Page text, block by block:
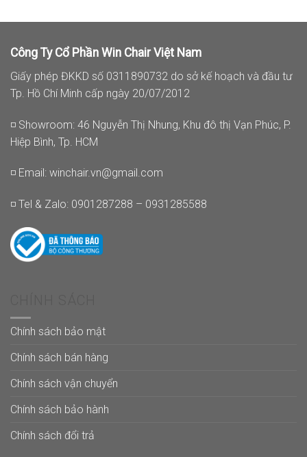
Công Ty Cổ Phần Win Chair Việt Nam
Giấy phép ĐKKD số 0311890732 do sở kế hoạch và đầu tư
Tp. Hồ Chí Minh cấp ngày 20/07/2012
◽ Showroom: 46 Nguyễn Thị Nhung, Khu đô thị Vạn Phúc, P.
Hiệp Bình, Tp. HCM
◽ Email: winchair.vn@gmail.com
◽ Tel & Zalo: 0901287288 – 0931285588
Chính sách bảo mật
Chính sách bán hàng
Chính sách vận chuyển
Chính sách bảo hành
Chính sách đổi trả